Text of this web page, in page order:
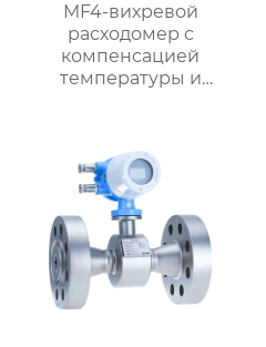
MF4-вихревой
расходомер с
компенсацией
температуры и